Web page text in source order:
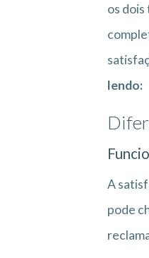
os dois
lendo:
A
pode